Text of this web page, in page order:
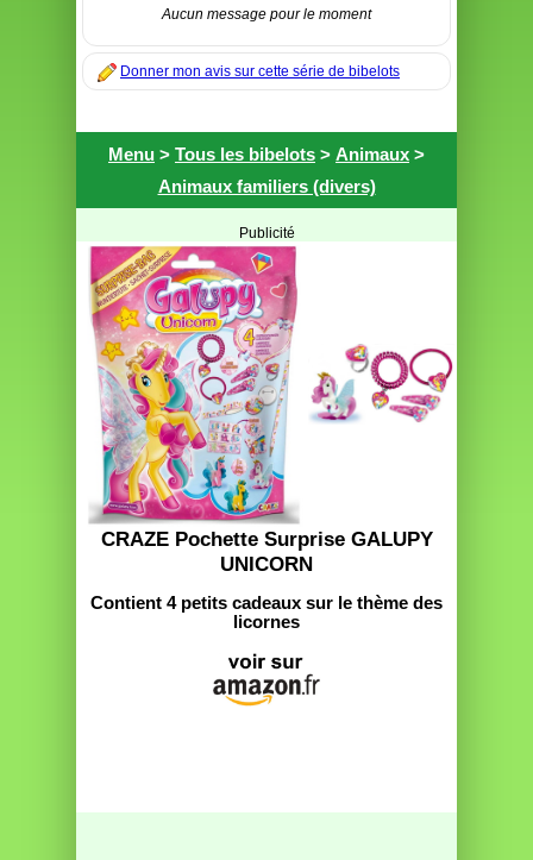
Aucun message pour le moment
Donner mon avis sur cette série de bibelots
Menu > Tous les bibelots > Animaux >
Animaux familiers (divers)
Publicité
CRAZE Pochette Surprise GALUPY
UNICORN
Contient 4 petits cadeaux sur le thème des
licornes